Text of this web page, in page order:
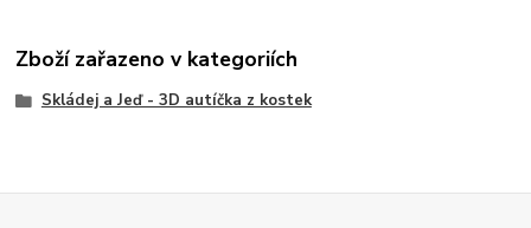
Zboží zařazeno v kategoriích
Skládej a Jeď - 3D autíčka z kostek